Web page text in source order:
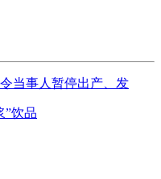
当事人暂停出产、发
”饮品